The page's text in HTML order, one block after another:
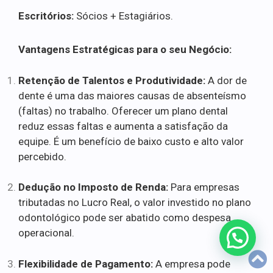
Escritórios: Sócios + Estagiários.
Vantagens Estratégicas para o seu Negócio:
Retenção de Talentos e Produtividade: A dor de
dente é uma das maiores causas de absenteísmo
(faltas) no trabalho. Oferecer um plano dental
reduz essas faltas e aumenta a satisfação da
equipe. É um benefício de baixo custo e alto valor
percebido.
Dedução no Imposto de Renda: Para empresas
tributadas no Lucro Real, o valor investido no plano
odontológico pode ser abatido como despesa
operacional.
Flexibilidade de Pagamento: A empresa pode